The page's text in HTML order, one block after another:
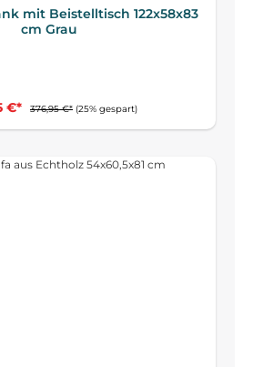
mit Beistelltisch 122x58x83
cm Grau
€* 376,95 €* (25% gespart)